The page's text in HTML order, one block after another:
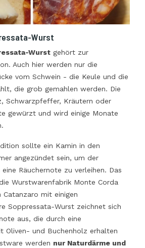
Wurst
Wurst gehört zur
Auch hier werden nur die
vom Schwein - die Keule und die
die grob gemahlen werden. Die
Schwarzpfeffer, Kräutern oder
gewürzt und wird einige Monate
sollte ein Kamin in den
angezündet sein, um der
Räuchernote zu verleihen. Das
Wurstwarenfabrik Monte Corda
Catanzaro mit einigen
Soppressata-Wurst zeichnet sich
aus, die durch eine
Oliven- und Buchenholz erhalten
werden nur Naturdärme und